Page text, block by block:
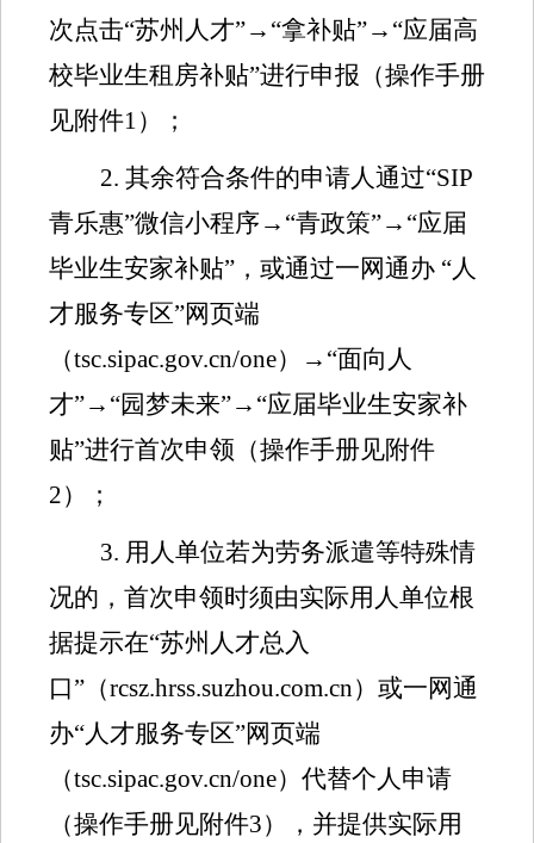
次点击“苏州人才”→“拿补贴”→“应届高
校毕业生租房补贴”进行申报 （操作手册
见附件1）
；
2. 其余符合条件的申请人通过“SIP
青乐惠”微信小程序→“青政策”→“应届
毕业生安家补贴” ， 或通过一网通办 “人
才服务专区”网页端
（tsc.sipac.gov.cn/one） →“面向人
才”→“园梦未来”→“应届毕业生安家补
贴”进行首次申领（操作手册见附件
2）
；
3. 用人单位若为劳务派遣等特殊情
况的， 首次申领时须由实际用人单位根
据提示在“苏州人才总入
口” （rcsz.hrss.suzhou.com.cn） 或一网通
办“人才服务专区”网页端
（tsc.sipac.gov.cn/one） 代替个人申请
（操作手册见附件3）
，并提供实际用